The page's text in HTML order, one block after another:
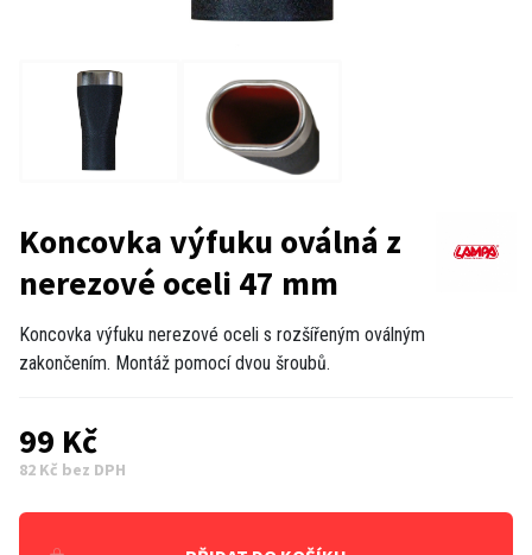
Koncovka výfuku oválná z
nerezové oceli 47 mm
Koncovka výfuku nerezové oceli s rozšířeným oválným
zakončením. Montáž pomocí dvou šroubů.
99 Kč
82 Kč bez DPH